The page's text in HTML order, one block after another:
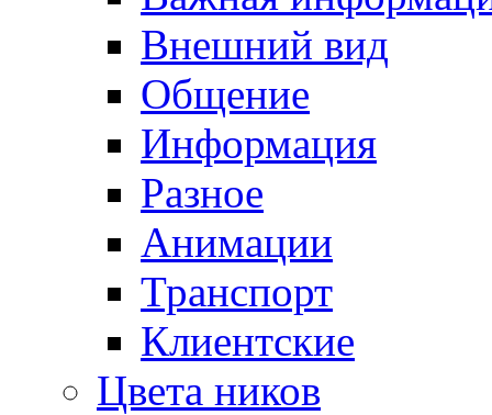
Внешний вид
Общение
Информация
Разное
Анимации
Транспорт
Клиентские
Цвета ников